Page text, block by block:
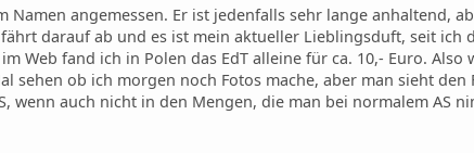
angemessen. Er ist jedenfalls sehr lange anhaltend,
darauf ab und es ist mein aktueller Lieblingsduft, seit ich
Web fand ich in Polen das EdT alleine für ca. 10,- Euro.
sehen ob ich morgen noch Fotos mache, aber man sieht den
wenn auch nicht in den Mengen, die man bei normalem AS